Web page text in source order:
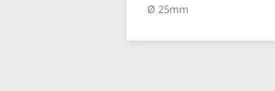
Ø 25mm